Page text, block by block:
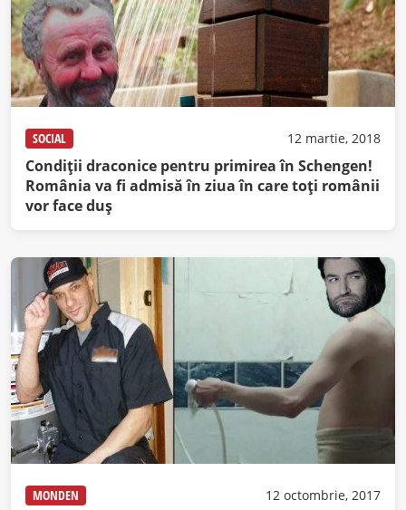
SOCIAL 12 martie, 2018
Condiţii draconice pentru primirea în Schengen!
România va fi admisă în ziua în care toţi românii
vor face duş
MONDEN 12 octombrie, 2017